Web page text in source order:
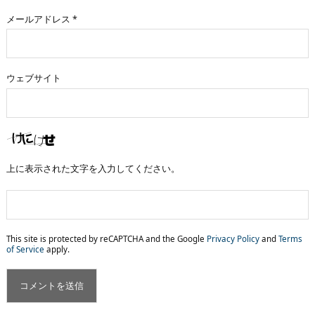
メールアドレス *
ウェブサイト
上に表示された文字を入力してください。
This site is protected by reCAPTCHA and the Google Privacy Policy and Terms
of Service apply.